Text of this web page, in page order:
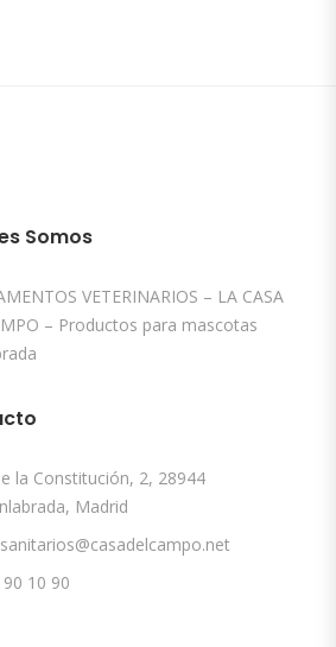
Somos
VETERINARIOS – LA CASA
– Productos para mascotas
la Constitución, 2, 28944
Madrid
10 90